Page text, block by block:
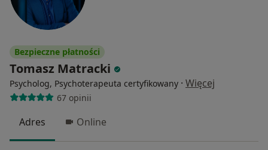
Bezpieczne płatności
Tomasz Matracki
Psycholog, Psychoterapeuta certyfikowany · Więcej
67 opinii
Adres Online